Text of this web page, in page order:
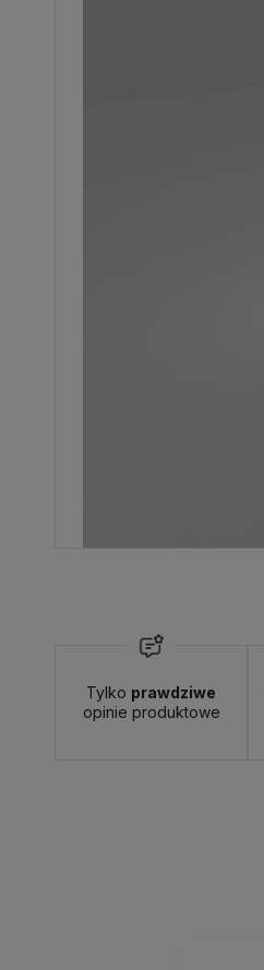
Tylko prawdziwe
opinie produktowe